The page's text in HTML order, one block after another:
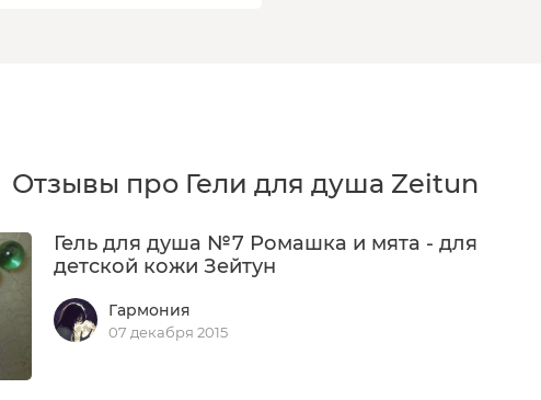
Отзывы про Гели для душа Zeitun
Гель для душа №7 Ромашка и мята - для
детской кожи Зейтун
Гармония
07 декабря 2015